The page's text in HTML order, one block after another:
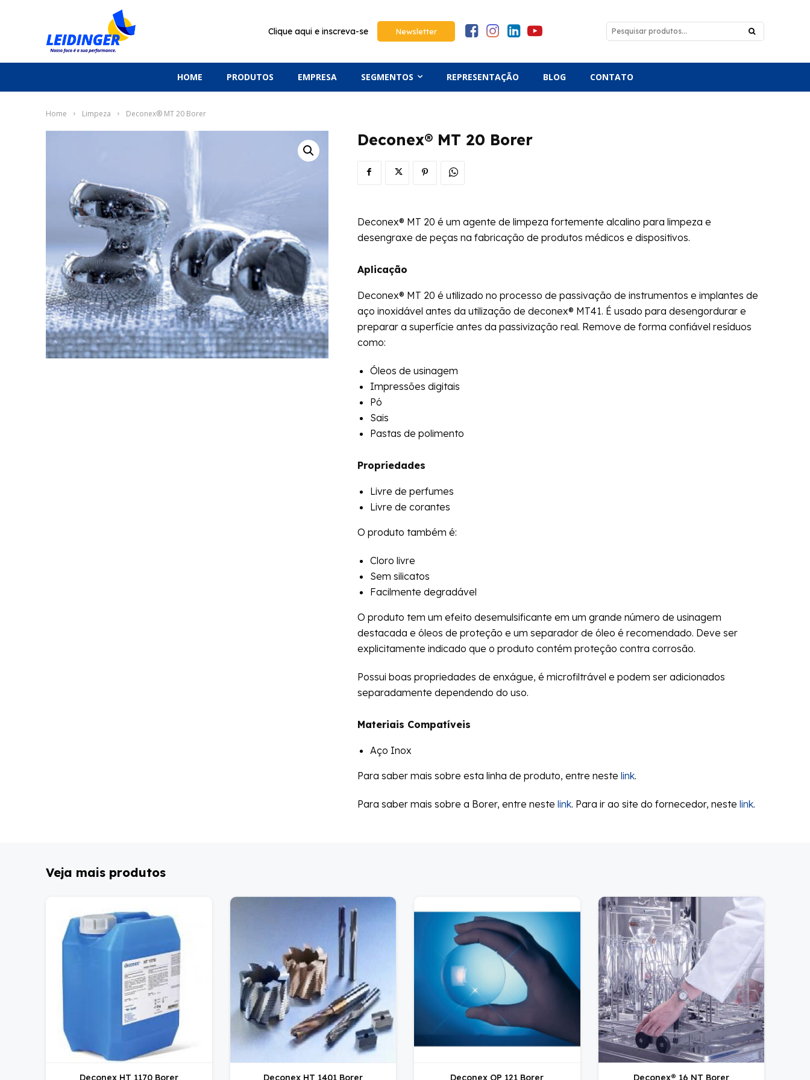
Clique aqui e inscreva-se Newsletter
HOME PRODUTOS EMPRESA SEGMENTOS REPRESENTAÇÃO BLOG CONTATO
Home Limpeza Deconex® MT 20 Borer
Deconex® MT 20 Borer
Deconex® MT 20 é um agente de limpeza fortemente alcalino para limpeza e
desengraxe de peças na fabricação de produtos médicos e dispositivos.
Aplicação
Deconex® MT 20 é utilizado no processo de passivação de instrumentos e implantes de
aço inoxidável antes da utilização de deconex® MT41. É usado para desengordurar e
preparar a superfície antes da passivização real. Remove de forma confiável resíduos
como:
Óleos de usinagem
Impressões digitais
Pó
Sais
Pastas de polimento
Propriedades
Livre de perfumes
Livre de corantes
O produto também é:
Cloro livre
Sem silicatos
Facilmente degradável
O produto tem um efeito desemulsificante em um grande número de usinagem
destacada e óleos de proteção e um separador de óleo é recomendado. Deve ser
explicitamente indicado que o produto contém proteção contra corrosão.
Possui boas propriedades de enxágue, é microfiltrável e podem ser adicionados
separadamente dependendo do uso.
Materiais Compatíveis
Aço Inox
Para saber mais sobre esta linha de produto, entre neste link.
Para saber mais sobre a Borer, entre neste link. Para ir ao site do fornecedor, neste link.
Veja mais produtos
Deconex HT 1170 Borer Deconex HT 1401 Borer Deconex OP 121 Borer Deconex® 16 NT Borer